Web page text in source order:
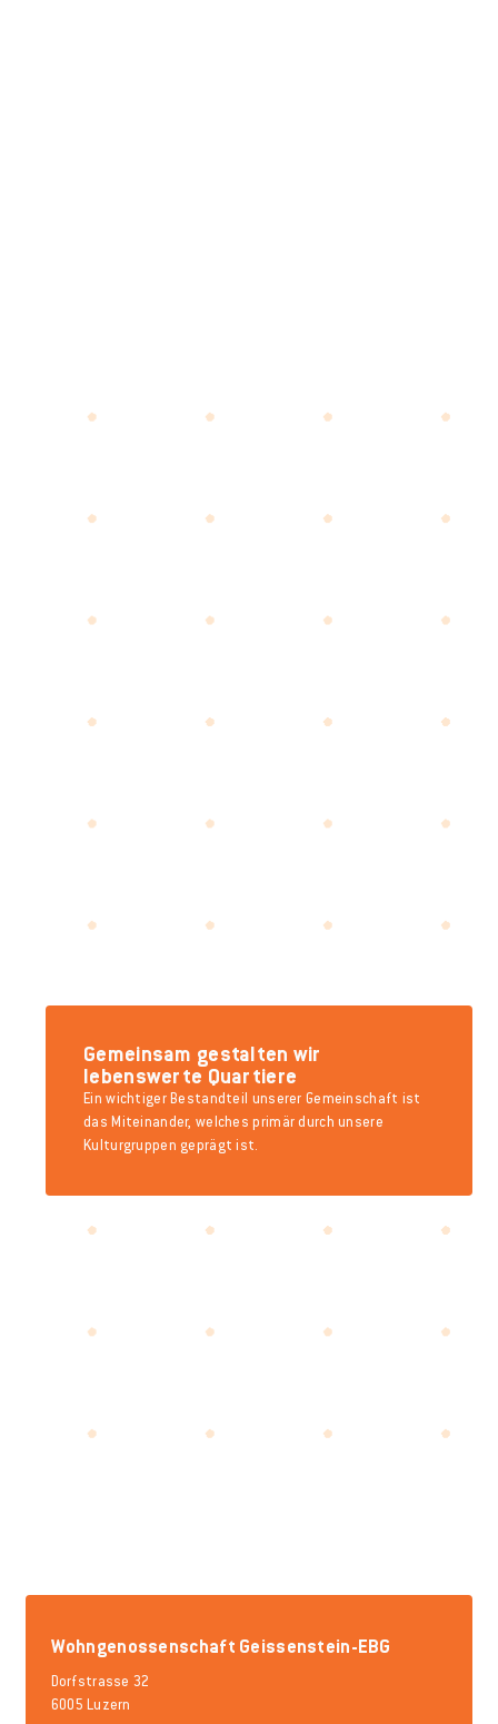
Gemeinsam gestalten wir
lebenswerte Quartiere
Ein wichtiger Bestandteil unserer Gemeinschaft ist
das Miteinander, welches primär durch unsere
Kulturgruppen geprägt ist.
Wohngenossenschaft Geissenstein-EBG
Dorfstrasse 32
6005 Luzern